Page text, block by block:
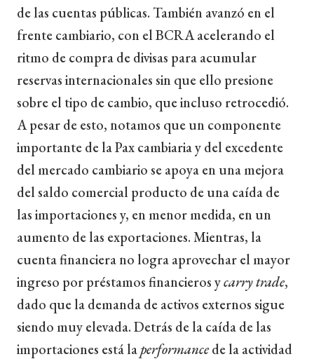
de las cuentas públicas. También avanzó en el
frente cambiario, con el BCRA acelerando el
ritmo de compra de divisas para acumular
reservas internacionales sin que ello presione
sobre el tipo de cambio, que incluso retrocedió.
A pesar de esto, notamos que un componente
importante de la Pax cambiaria y del excedente
del mercado cambiario se apoya en una mejora
del saldo comercial producto de una caída de
las importaciones y, en menor medida, en un
aumento de las exportaciones. Mientras, la
cuenta financiera no logra aprovechar el mayor
ingreso por préstamos financieros ycarry trade,
dado que la demanda de activos externos sigue
siendo muy elevada. Detrás de la caída de las
importaciones está laperformancede la actividad